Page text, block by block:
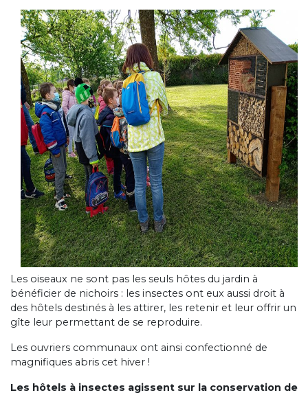
Les oiseaux ne sont pas les seuls hôtes du jardin à
bénéficier de nichoirs : les insectes ont eux aussi droit à
des hôtels destinés à les attirer, les retenir et leur offrir un
gîte leur permettant de se reproduire.
Les ouvriers communaux ont ainsi confectionné de
magnifiques abris cet hiver !
Les hôtels à insectes agissent sur la conservation de